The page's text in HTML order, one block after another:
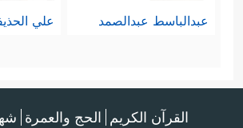
عبدالباسط عبدالصمد علي
القرآن الكريم الحج والعمرة